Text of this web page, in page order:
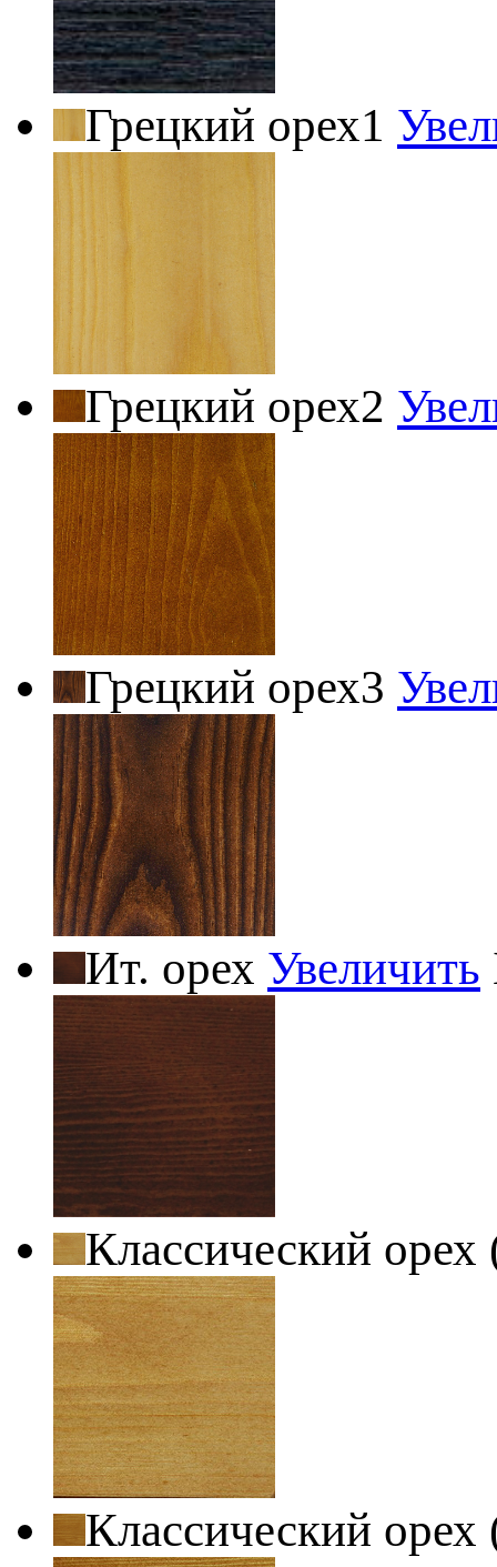
Грецкий орех1
Грецкий орех2
Грецкий орех3
Ит. орех Увеличить
Классический
Классический